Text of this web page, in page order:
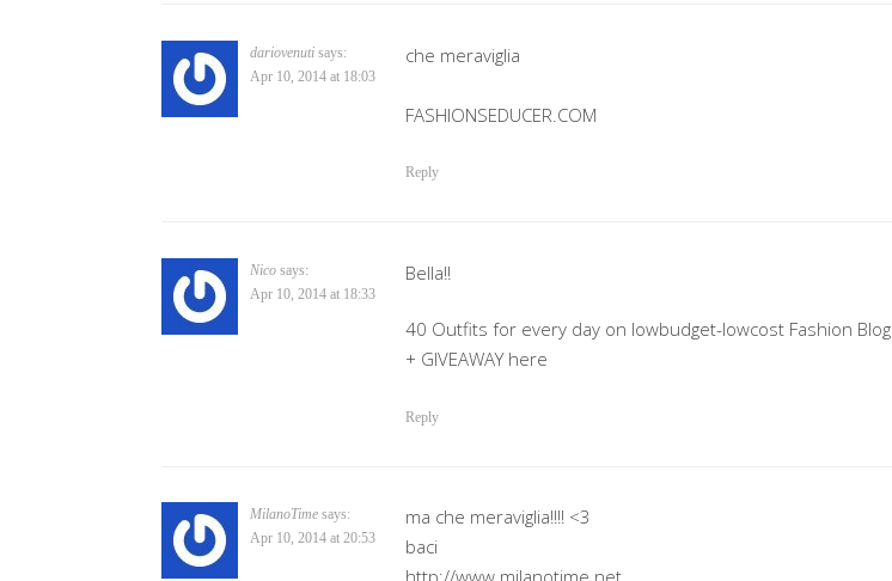
dariovenuti says:
Apr 10, 2014 at 18:03
che meraviglia
FASHIONSEDUCER.COM
Reply
Nico says:
Apr 10, 2014 at 18:33
Bella!!
40 Outfits for every day on lowbudget-lowcost Fashion Blog
+ GIVEAWAY here
Reply
MilanoTime says:
Apr 10, 2014 at 20:53
ma che meraviglia!!!! <3
baci
http://www.milanotime.net